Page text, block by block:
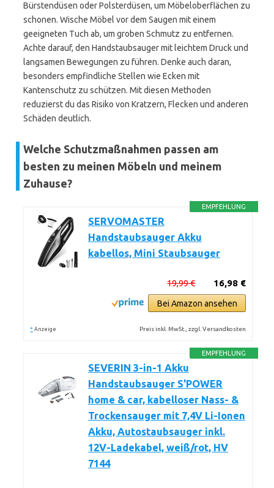
Bürstendüsen oder Polsterdüsen, um Möbeloberflächen zu
schonen. Wische Möbel vor dem Saugen mit einem
geeigneten Tuch ab, um groben Schmutz zu entfernen.
Achte darauf, den Handstaubsauger mit leichtem Druck und
langsamen Bewegungen zu führen. Denke auch daran,
besonders empfindliche Stellen wie Ecken mit
Kantenschutz zu schützen. Mit diesen Methoden
reduzierst du das Risiko von Kratzern, Flecken und anderen
Schäden deutlich.
Welche Schutzmaßnahmen passen am
besten zu meinen Möbeln und meinem
Zuhause?
EMPFEHLUNG
SERVOMASTER
Handstaubsauger Akku
kabellos, Mini Staubsauger
16,98 €
19,99 €
Bei Amazon ansehen
* Anzeige Preis inkl. MwSt., zzgl. Versandkosten
EMPFEHLUNG
SEVERIN 3-in-1 Akku
Handstaubsauger S'POWER
home & car, kabelloser Nass- &
Trockensauger mit 7,4V Li-Ionen
Akku, Autostaubsauger inkl.
12V-Ladekabel, weiß/rot, HV
7144